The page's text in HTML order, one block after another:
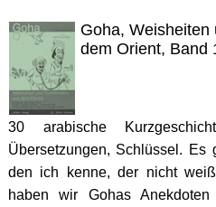
Goha,
dem Orient, Band
30 arabische
Übersetzungen, Schlüssel. Es
den ich kenne, der nicht
haben wir Gohas